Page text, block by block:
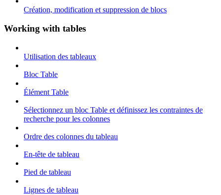
Création, modification et suppression de blocs
Working with tables
Utilisation des tableaux
Bloc Table
Élément Table
Sélectionnez un bloc Table et définissez les contraintes de
recherche pour les colonnes
Ordre des colonnes du tableau
En-tête de tableau
Pied de tableau
Lignes de tableau